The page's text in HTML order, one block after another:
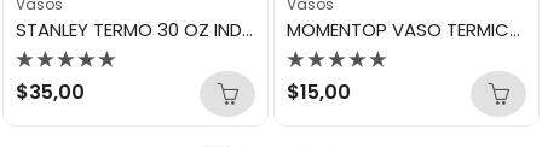
Vasos
STANLEY TERMO 30 OZ INDIGO (AZUL)
Valorado
con
$35,00
Vasos
MOMENTOP VASO TERMICO 22 OZ HONEY MUSTARD BOTTLE
Valorado
con
$15,00